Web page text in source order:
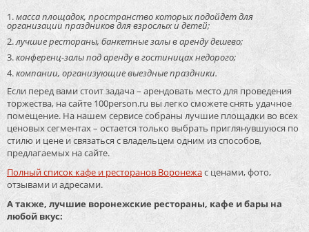
масса площадок, пространство которых подойдет для
организации праздников для взрослых и детей;
лучшие рестораны, банкетные залы в аренду дешево;
конференц-залы под аренду в гостиницах недорого;
компании, организующие выездные праздники.
Если перед вами стоит задача – арендовать место для проведения
торжества, на сайте 100person.ru вы легко сможете снять удачное
помещение. На нашем сервисе собраны лучшие площадки во всех
ценовых сегментах – остается только выбрать приглянувшуюся по
стилю и цене и связаться с владельцем одним из способов,
предлагаемых на сайте.
Полный список кафе и ресторанов Воронежас ценами, фото,
отзывами и адресами.
А также, лучшие воронежские рестораны, кафе и бары на
любой вкус: